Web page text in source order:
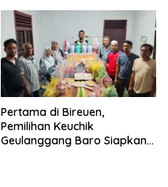
Pertama di Bireuen,
Pemilihan Keuchik
Geulanggang Baro Siapkan